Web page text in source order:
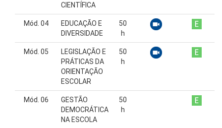
CIENTÍFICA
Mód. 04
EDUCAÇÃO E
DIVERSIDADE
50
h
Mód. 05
LEGISLAÇÃO E
PRÁTICAS DA
ORIENTAÇÃO
ESCOLAR
50
h
Mód. 06
GESTÃO
DEMOCRÁTICA
NA ESCOLA
50
h